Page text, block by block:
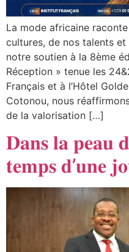
La mode africaine
cultures, de nos talents
notre soutien à la 8ème
Réception » tenue les
Français et à l’Hôtel
Cotonou, nous
de la valorisation […]
𝐃𝐚𝐧𝐬 𝐥𝐚 𝐩𝐞𝐚𝐮
𝐭𝐞𝐦𝐩𝐬 𝐝’𝐮𝐧𝐞